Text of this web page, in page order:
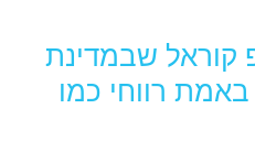
קוראל שבמדינת
רווחי כמו